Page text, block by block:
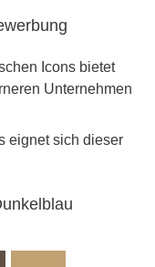
Icons bietet
Unternehmen
eignet sich dieser